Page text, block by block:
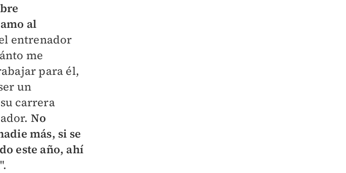
al
entrenador
me
para él,
un
carrera
No
más, si se
este año, ahí
".